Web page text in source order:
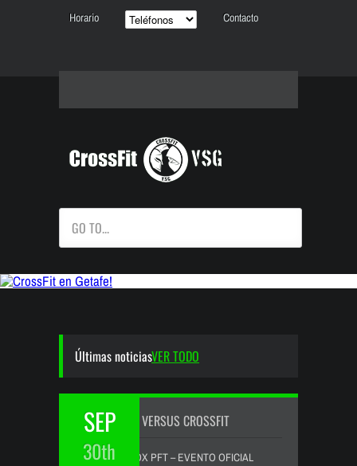
Horario Contacto
GO TO...
Últimas noticiasVER TODO
SEP
30th
HYROX PFT – VERSUS CROSSFIT
VERSUS HYROX PFT – EVENTO OFICIAL